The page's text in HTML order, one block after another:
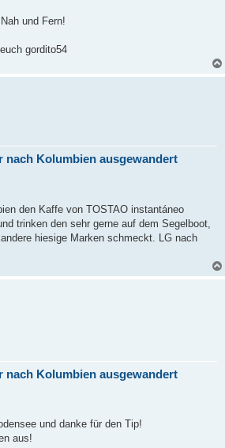
und Fern!
gordito54
nach Kolumbien ausgewandert
den Kaffe von TOSTAO instantáneo
trinken den sehr gerne auf dem Segelboot,
hiesige Marken schmeckt. LG nach
nach Kolumbien ausgewandert
und danke für den Tip!
aus!